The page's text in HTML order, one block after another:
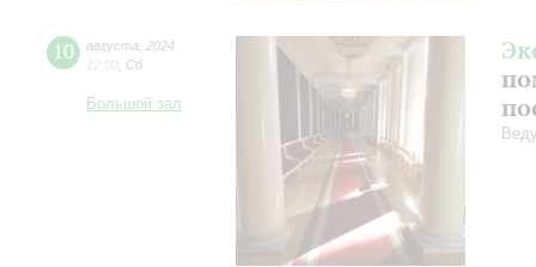
10 августа
2024
12:00 Сб
Большой зал